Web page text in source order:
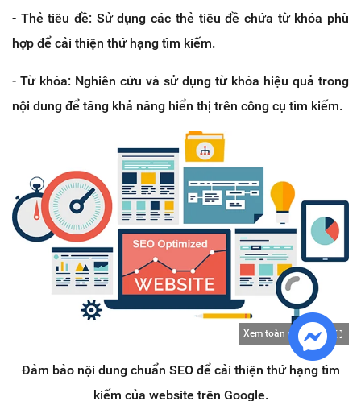
- Thẻ tiêu đề: Sử dụng các thẻ tiêu đề chứa từ khóa phù
hợp để cải thiện thứ hạng tìm kiếm.
- Từ khóa: Nghiên cứu và sử dụng từ khóa hiệu quả trong
nội dung để tăng khả năng hiển thị trên công cụ tìm kiếm.
Xem toàn màn hình
Đảm bảo nội dung chuẩn SEO để cải thiện thứ hạng tìm
kiếm của website trên Google.